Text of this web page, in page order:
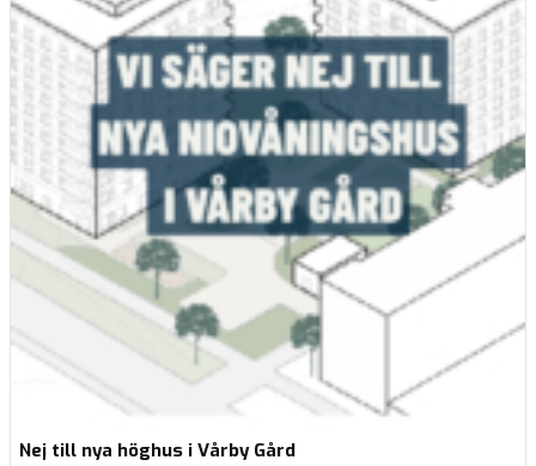
Nej till nya höghus i Vårby Gård